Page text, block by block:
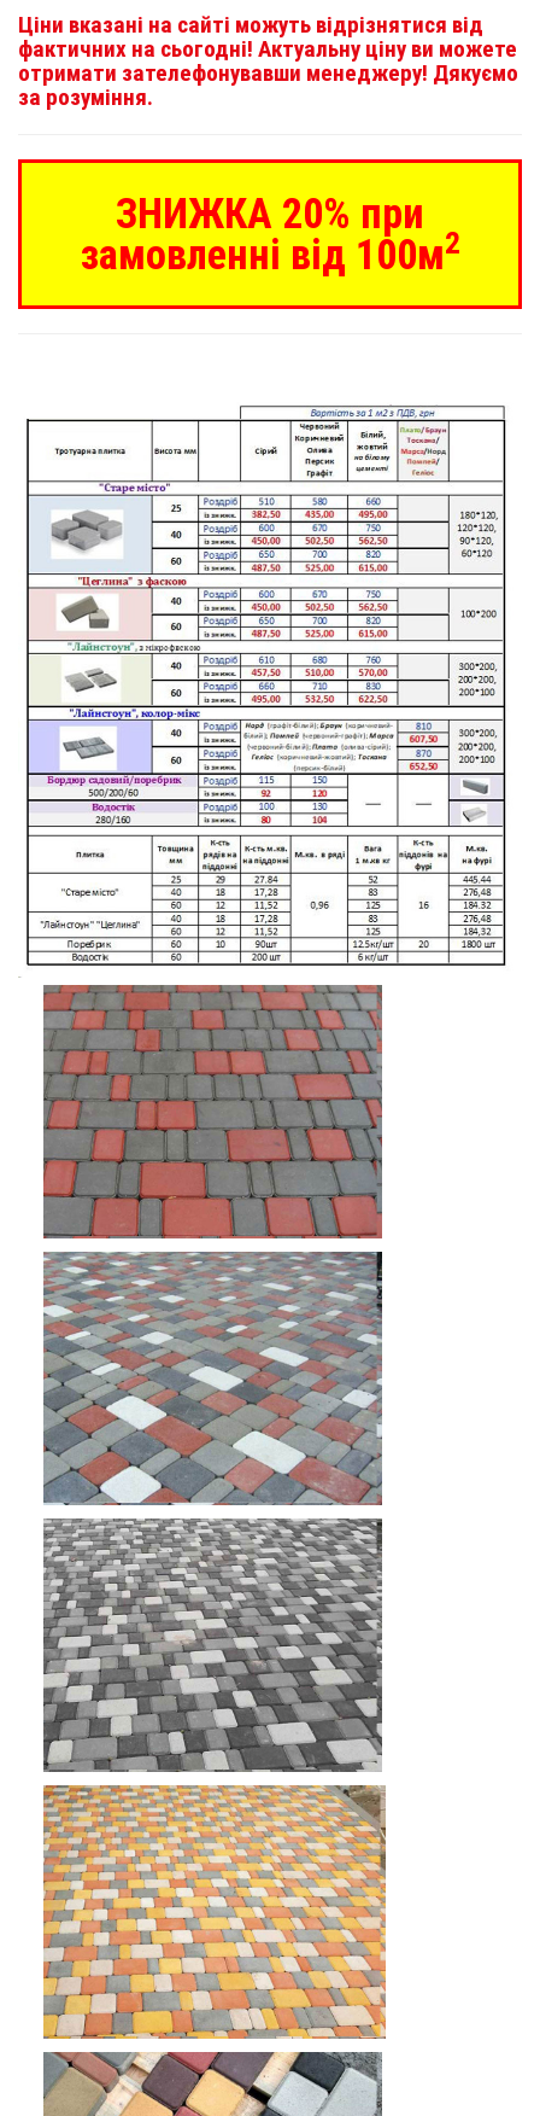
Ціни вказані на сайті можуть відрізнятися від
фактичних на сьогодні! Актуальну ціну ви можете
отримати зателефонувавши менеджеру! Дякуємо
за розуміння.
ЗНИЖКА 20% при
замовленні від 100м2